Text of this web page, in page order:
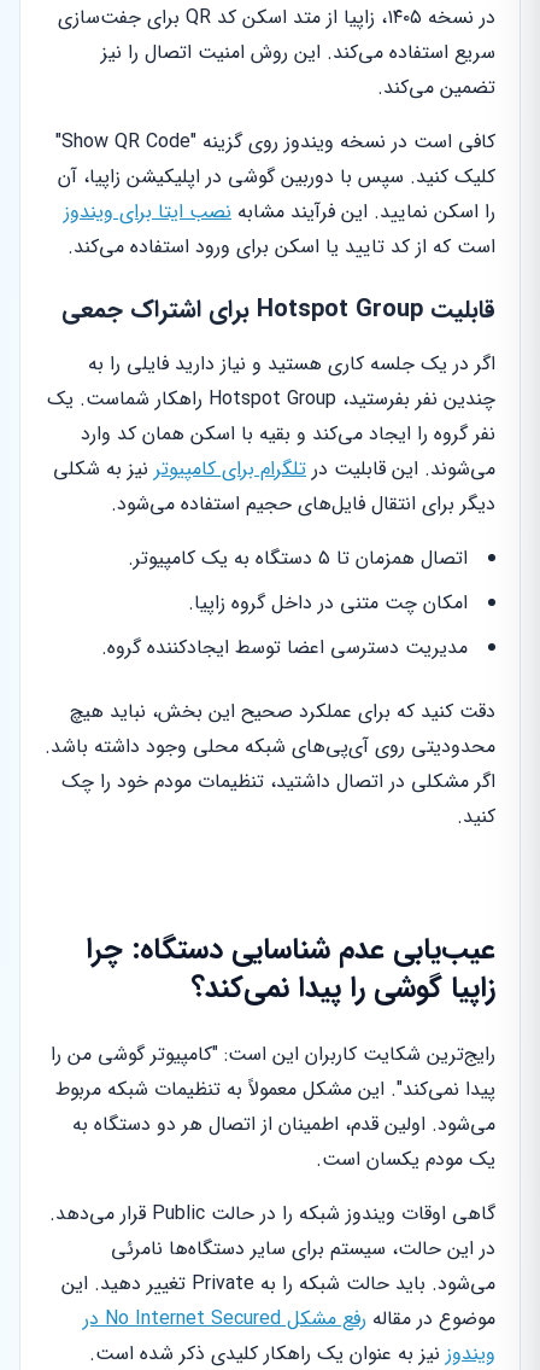
در نسخه ۱۴۰۵، زاپیا از متد اسکن کد QR برای جفت‌سازی
سریع استفاده می‌کند. این روش امنیت اتصال را نیز
تضمین می‌کند.
کافی است در نسخه ویندوز روی گزینه "Show QR Code"
کلیک کنید. سپس با دوربین گوشی در اپلیکیشن زاپیا، آن
را اسکن نمایید. این فرآیند مشابه نصب ایتا برای ویندوز
است که از کد تایید یا اسکن برای ورود استفاده می‌کند.
قابلیت Hotspot Group برای اشتراک جمعی
اگر در یک جلسه کاری هستید و نیاز دارید فایلی را به
چندین نفر بفرستید، Hotspot Group راهکار شماست. یک
نفر گروه را ایجاد می‌کند و بقیه با اسکن همان کد وارد
می‌شوند. این قابلیت در تلگرام برای کامپیوتر نیز به شکلی
دیگر برای انتقال فایل‌های حجیم استفاده می‌شود.
اتصال همزمان تا ۵ دستگاه به یک کامپیوتر.
امکان چت متنی در داخل گروه زاپیا.
مدیریت دسترسی اعضا توسط ایجادکننده گروه.
دقت کنید که برای عملکرد صحیح این بخش، نباید هیچ
محدودیتی روی آی‌پی‌های شبکه محلی وجود داشته باشد.
اگر مشکلی در اتصال داشتید، تنظیمات مودم خود را چک
کنید.
عیب‌یابی عدم شناسایی دستگاه: چرا
زاپیا گوشی را پیدا نمی‌کند؟
رایج‌ترین شکایت کاربران این است: "کامپیوتر گوشی من را
پیدا نمی‌کند". این مشکل معمولاً به تنظیمات شبکه مربوط
می‌شود. اولین قدم، اطمینان از اتصال هر دو دستگاه به
یک مودم یکسان است.
گاهی اوقات ویندوز شبکه را در حالت Public قرار می‌دهد.
در این حالت، سیستم برای سایر دستگاه‌ها نامرئی
می‌شود. باید حالت شبکه را به Private تغییر دهید. این
موضوع در مقاله
رفع مشکل No Internet Secured در
ویندوز نیز به عنوان یک راهکار کلیدی ذکر شده است.